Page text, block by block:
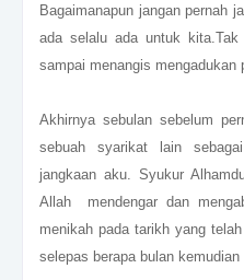
Bagaimanapun jangan pernah
ada selalu ada untuk kita.Tak
sampai menangis mengadukan
Akhirnya sebulan sebelum
sebuah syarikat lain
jangkaan aku. Syukur
Allah mendengar dan
menikah pada tarikh yang
selepas berapa bulan kemudian